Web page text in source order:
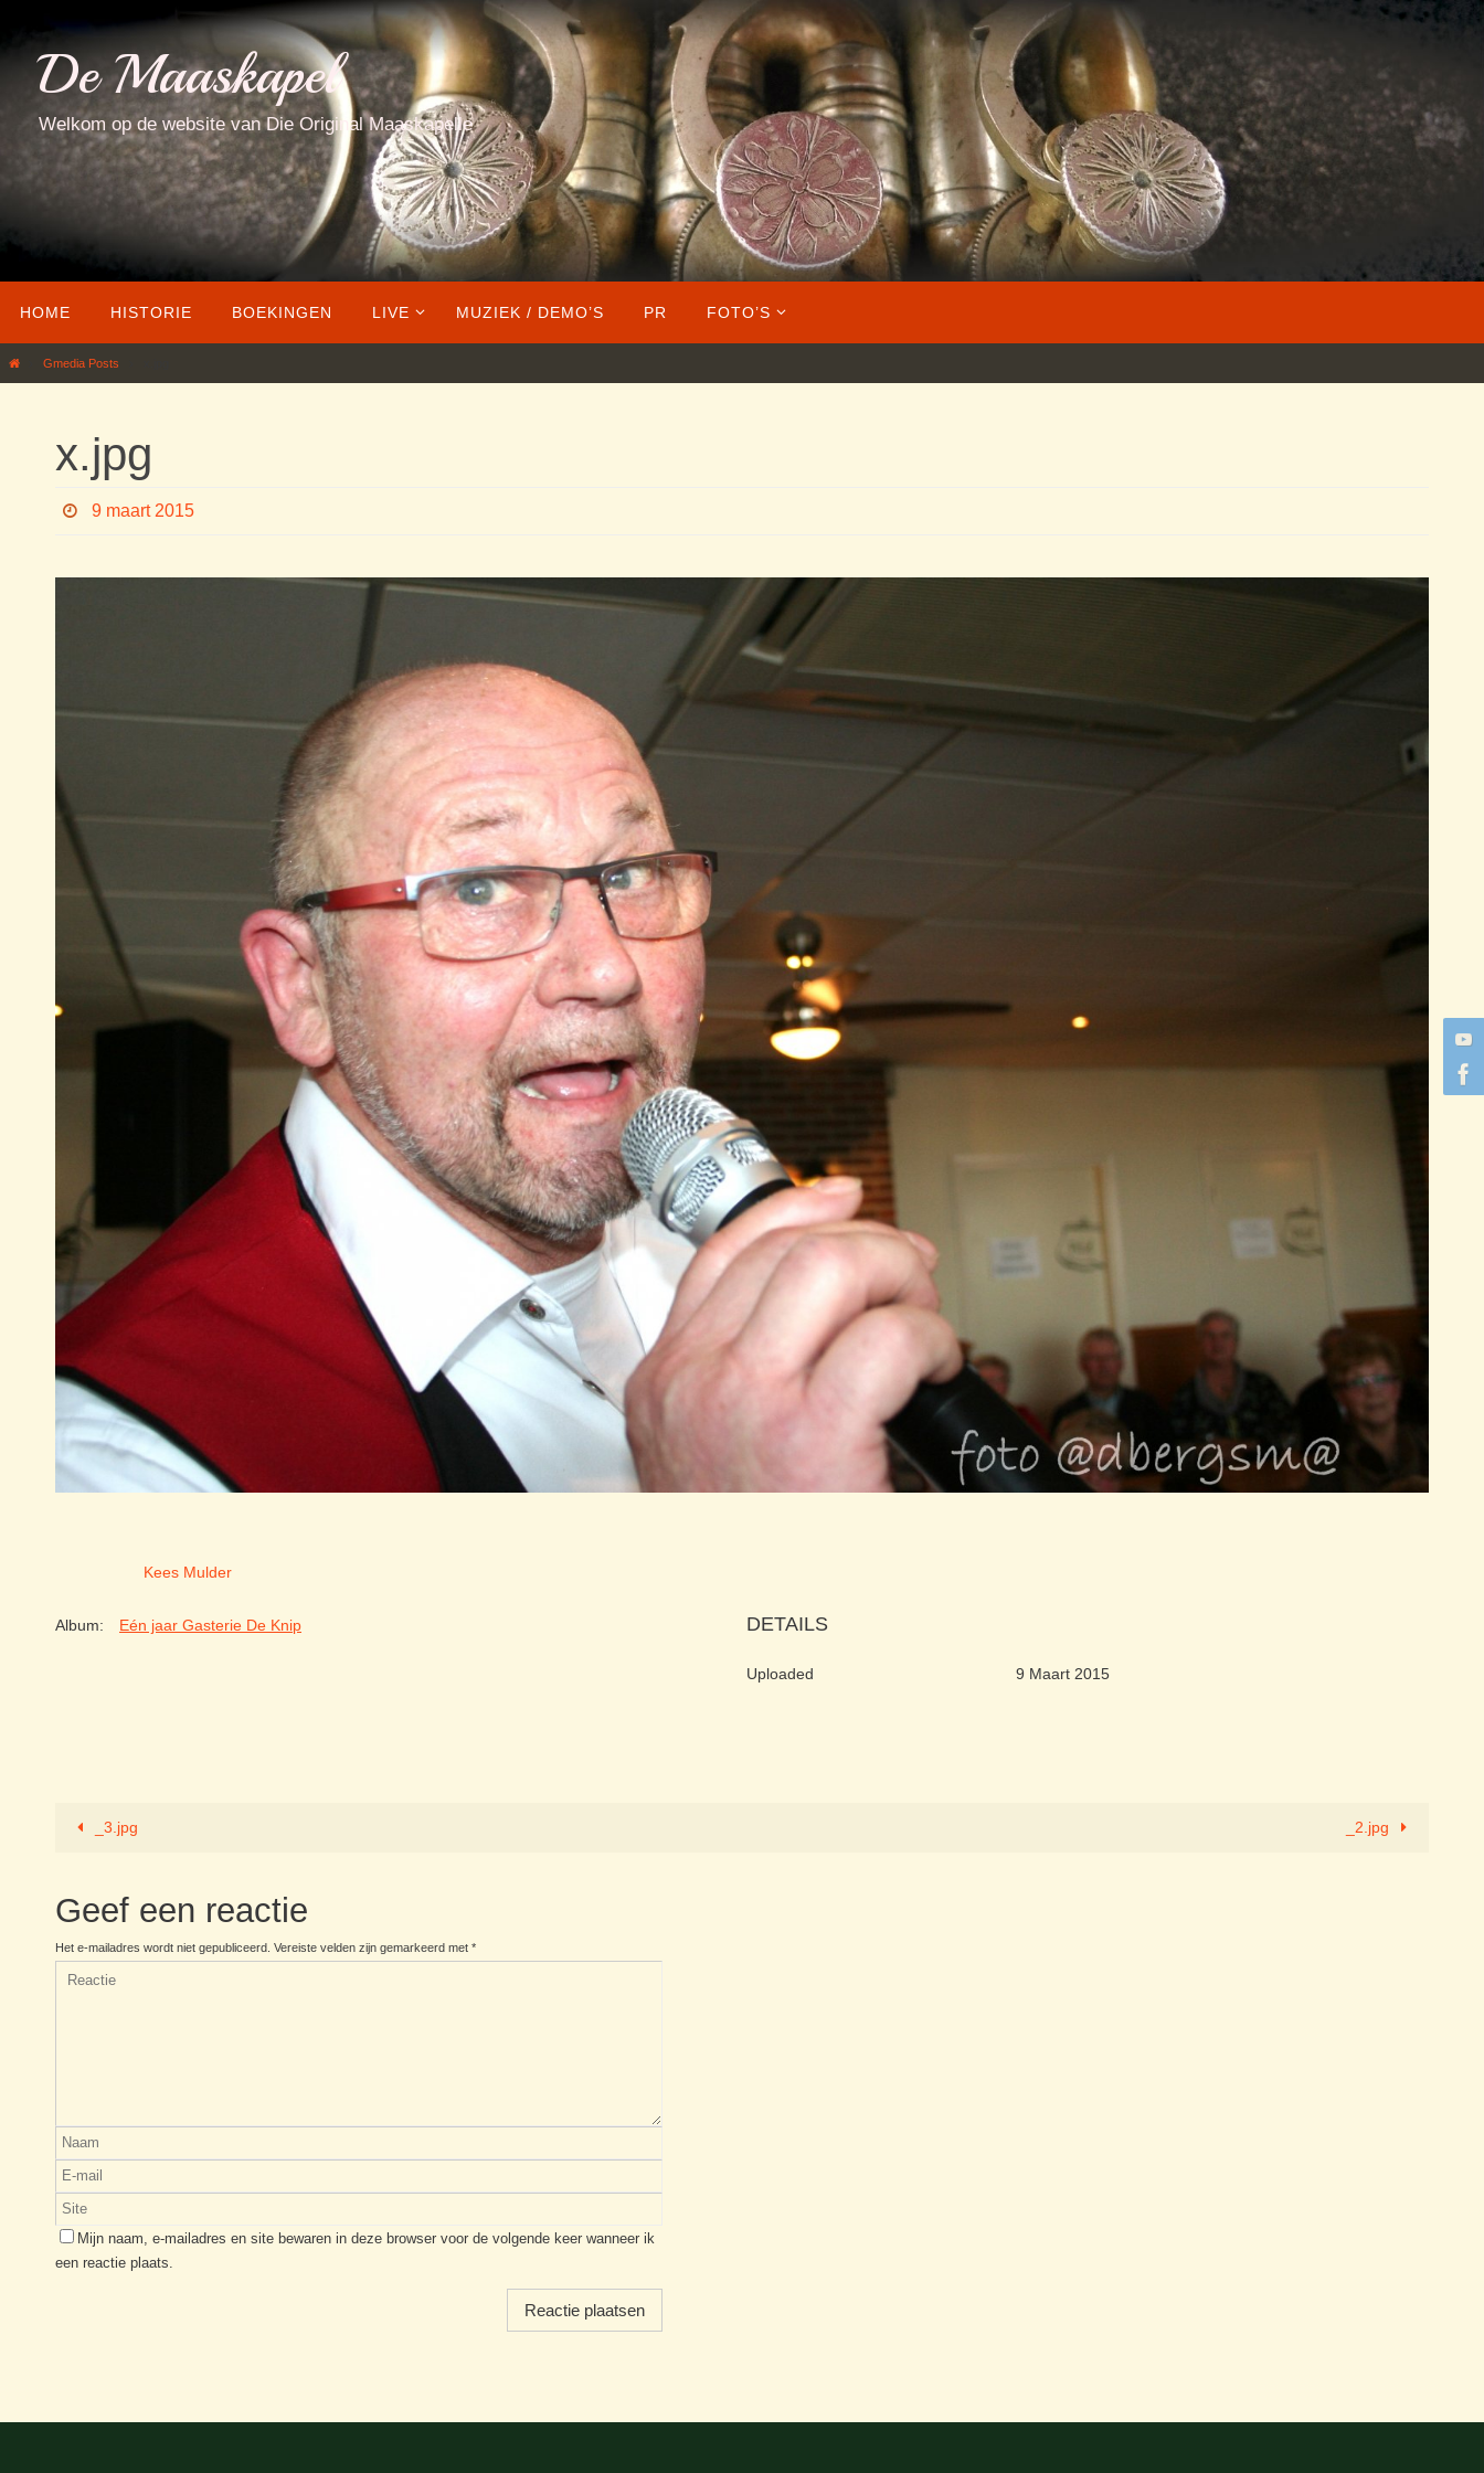
inhoudDe Maaskapel
Welkom op de website van Die Original Maaskapelle
naar
de
HOME HISTORIE BOEKINGEN LIVE MUZIEK / DEMO’S PR FOTO’S
HomeGmedia Posts
x.jpg
9 maart 2015
Kees Mulder
Album: Eén jaar Gasterie De Knip DETAILS
Uploaded 9 Maart 2015
_3.jpg _2.jpg
Geef een reactie
Het e-mailadres wordt niet gepubliceerd. Vereiste velden zijn gemarkeerd met *
Mijn naam, e-mailadres en site bewaren in deze browser voor de volgende keer wanneer ik
een reactie plaats.